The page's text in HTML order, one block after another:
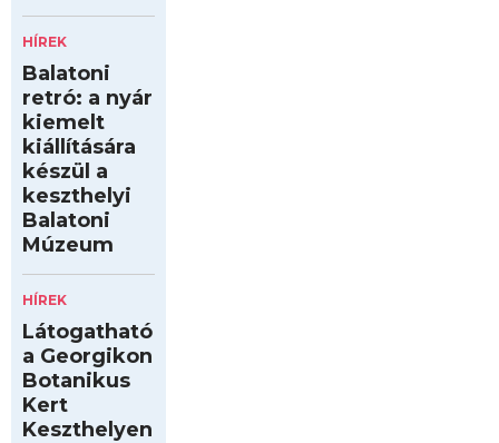
HÍREK
Balatoni
retró: a nyár
kiemelt
kiállítására
készül a
keszthelyi
Balatoni
Múzeum
HÍREK
Látogatható
a Georgikon
Botanikus
Kert
Keszthelyen